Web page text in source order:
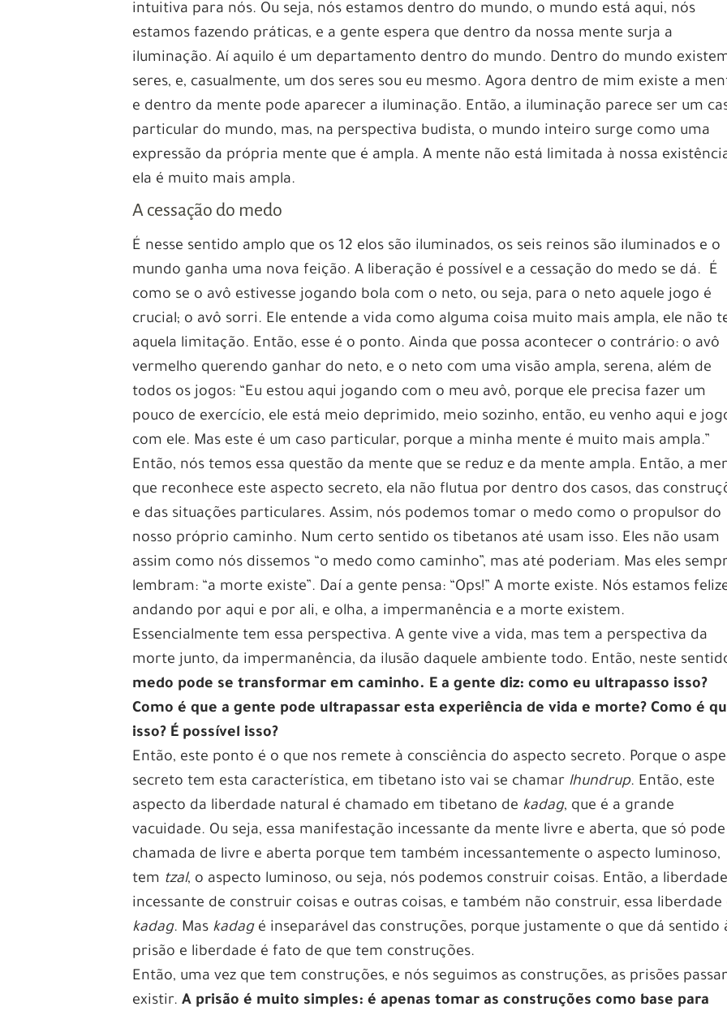
intuitiva para nós. Ou seja, nós estamos dentro do mundo, o mundo está aqui, nós
estamos fazendo práticas, e a gente espera que dentro da nossa mente surja a
iluminação. Aí aquilo é um departamento dentro do mundo. Dentro do mundo
seres, e, casualmente, um dos seres sou eu mesmo. Agora dentro de mim existe a
e dentro da mente pode aparecer a iluminação. Então, a iluminação parece ser um
particular do mundo, mas, na perspectiva budista, o mundo inteiro surge como uma
expressão da própria mente que é ampla. A mente não está limitada à nossa
ela é muito mais ampla.
A cessação do medo
É nesse sentido amplo que os 12 elos são iluminados, os seis reinos são iluminados e o
mundo ganha uma nova feição. A liberação é possível e a cessação do medo se dá. É
como se o avô estivesse jogando bola com o neto, ou seja, para o neto aquele jogo é
crucial; o avô sorri. Ele entende a vida como alguma coisa muito mais ampla, ele não
aquela limitação. Então, esse é o ponto. Ainda que possa acontecer o contrário: o avô
vermelho querendo ganhar do neto, e o neto com uma visão ampla, serena, além de
todos os jogos: “Eu estou aqui jogando com o meu avô, porque ele precisa fazer um
pouco de exercício, ele está meio deprimido, meio sozinho, então, eu venho aqui e
com ele. Mas este é um caso particular, porque a minha mente é muito mais ampla.”
Então, nós temos essa questão da mente que se reduz e da mente ampla. Então, a
que reconhece este aspecto secreto, ela não flutua por dentro dos casos, das
e das situações particulares. Assim, nós podemos tomar o medo como o propulsor do
nosso próprio caminho. Num certo sentido os tibetanos até usam isso. Eles não usam
assim como nós dissemos “o medo como caminho”, mas até poderiam. Mas eles
lembram: “a morte existe”. Daí a gente pensa: “Ops!” A morte existe. Nós estamos
andando por aqui e por ali, e olha, a impermanência e a morte existem.
Essencialmente tem essa perspectiva. A gente vive a vida, mas tem a perspectiva da
morte junto, da impermanência, da ilusão daquele ambiente todo. Então, neste
medo pode se transformar em caminho. E a gente diz: como eu ultrapasso isso?
Como é que a gente pode ultrapassar esta experiência de vida e morte? Como é
isso? É possível isso?
Então, este ponto é o que nos remete à consciência do aspecto secreto. Porque o
secreto tem esta característica, em tibetano isto vai se chamar lhundrup. Então, este
aspecto da liberdade natural é chamado em tibetano de kadag, que é a grande
vacuidade. Ou seja, essa manifestação incessante da mente livre e aberta, que só
chamada de livre e aberta porque tem também incessantemente o aspecto luminoso,
tem tzal, o aspecto luminoso, ou seja, nós podemos construir coisas. Então, a liberdade
incessante de construir coisas e outras coisas, e também não construir, essa liberdade
kadag. Mas kadagé inseparável das construções, porque justamente o que dá sentido
prisão e liberdade é fato de que tem construções.
Então, uma vez que tem construções, e nós seguimos as construções, as prisões
existir.A prisão é muito simples: é apenas tomar as construções como base para